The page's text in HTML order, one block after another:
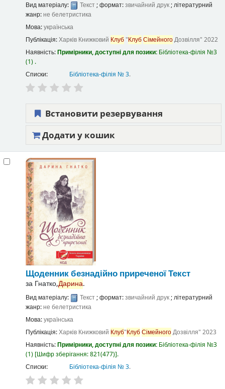
Вид матеріалу: Текст; формат:звичайний друк; літературний
жанр: не белетристика
Мова:українська
Публікація:Харків Книжковий Клуб"КлубСімейногоДозвілля" 2022
Наявність:Примірники, доступні для позики: Бібліотека-філія №3
(1) .
Списки:
Бібліотека-філія № 3.
Встановити резервування
Додати у кошик
Щоденник безнадійно приреченоїТекст
за Гнатко,Дарина.
Вид матеріалу: Текст; формат:звичайний друк; літературний
жанр:не белетристика
Мова:українська
Публікація:Харків Книжковий Клуб"КлубСімейногоДозвілля" 2023
Наявність:Примірники, доступні для позики: Бібліотека-філія №3
(1) Шифр зберігання:821(477) .
Списки:
Бібліотека-філія № 3.